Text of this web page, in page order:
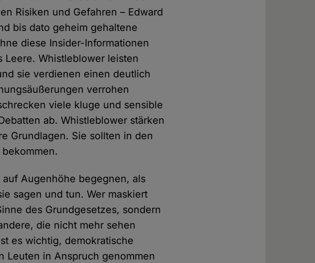
Risiken und Gefahren – Edward
bis dato geheim gehaltene
diese Insider-Informationen
Whistleblower leisten
sie verdienen einen deutlich
verrohen
viele kluge und sensible
ab. Whistleblower stärken
Grundlagen. Sie sollten in den
Augenhöhe begegnen, als
sagen und tun. Wer maskiert
des Grundgesetzes, sondern
die nicht mehr sehen
es wichtig, demokratische
Leuten in Anspruch genommen